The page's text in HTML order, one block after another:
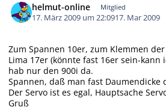
helmut-online Mitglied
17. März 2009 um 22:0917. Mar 2009
Zum Spannen 10er, zum Klemmen
Lima 17er (könnte fast 16er sein-kann
hab nur den 900i da.
Spannen, daß man fast Daumendicke
Der Servo ist es egal, Hauptsache
Gruß